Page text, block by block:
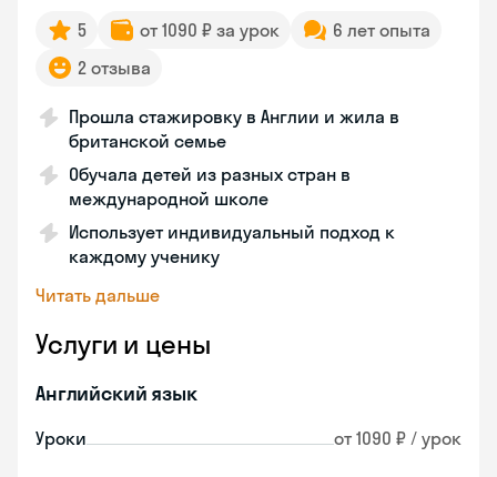
5 от 1090 ₽ за урок
6 лет опыта
2 отзыва
Прошла стажировку в Англии и жила в
британской семье
Обучала детей из разных стран в
международной школе
Использует индивидуальный подход к
каждому ученику
Читать дальше
Услуги и цены
Английский язык
Уроки от 1090 ₽ / урок